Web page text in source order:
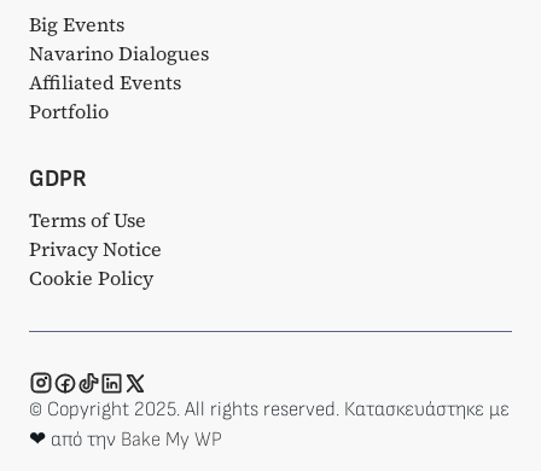
Big Events
Navarino Dialogues
Affiliated Events
Portfolio
GDPR
Terms of Use
Privacy Notice
Cookie Policy
© Copyright 2025. All rights reserved. Κατασκευάστηκε με
❤ από την Bake My WP